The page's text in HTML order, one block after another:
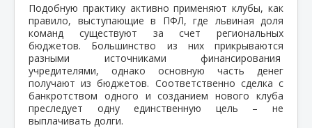
Подобную практику активно применяют клубы, как
правило, выступающие в ПФЛ, где львиная доля
команд существуют за счет региональных
бюджетов. Большинство из них прикрываются
разными источниками финансирования
учредителями, однако основную часть денег
получают из бюджетов. Соответственно сделка с
банкротством одного и созданием нового клуба
преследует одну единственную цель – не
выплачивать долги.